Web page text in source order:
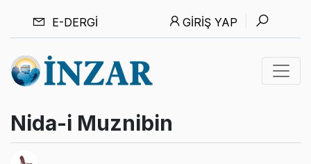
E-DERGI GIRIŞ YAP
Nida-i Muznibin